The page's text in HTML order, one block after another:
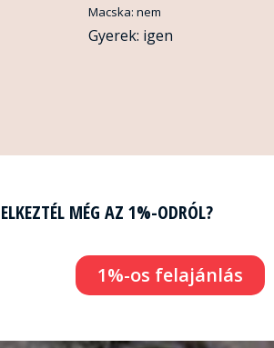
Macska: nem
Gyerek: igen
MÉG AZ 1%-ODRÓL?
1%-os felajánlás